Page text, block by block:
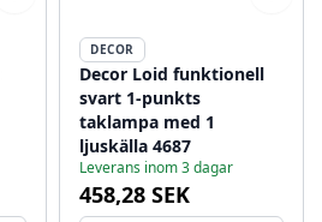
DECOR
Decor Loid funktionell
svart 1-punkts
taklampa med 1
ljuskälla 4687
Leverans inom 3 dagar
458,28 SEK